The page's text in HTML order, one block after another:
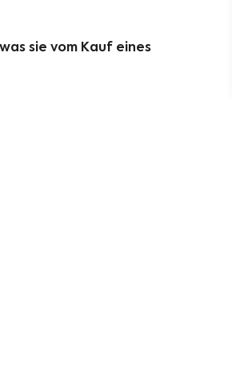
sie vom Kauf eines